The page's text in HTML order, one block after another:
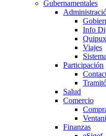
Gubernamentales
Info
Viajes
Participación
Salud
Comercio
Finanzas